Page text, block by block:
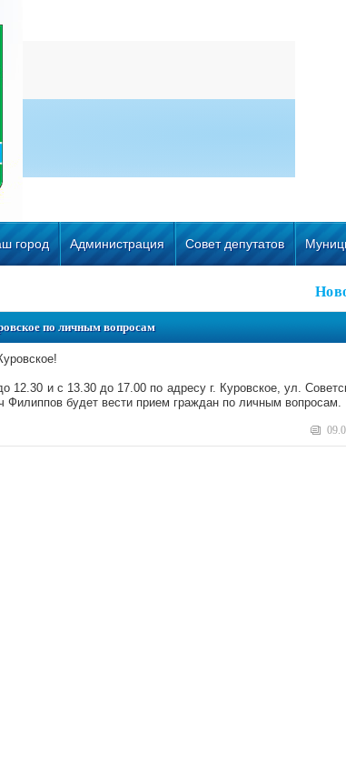
город Администрация Совет депутатов
по личным вопросам
12.30 и с 13.30 до 17.00 по адресу г. Куровское, ул.
Филиппов будет вести прием граждан по личным вопросам.